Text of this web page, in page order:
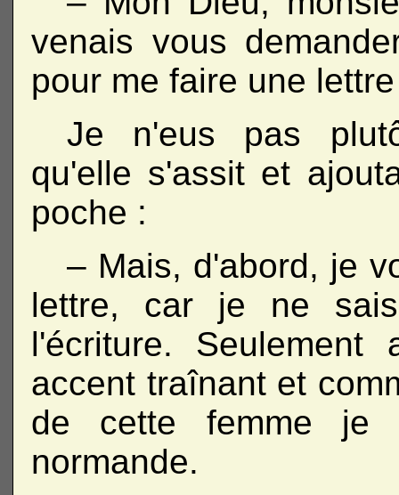
venais vous
pour me faire une
Je n'eus pas
qu'elle s'assit et
poche :
– Mais, d'abord, je
lettre, car je ne
l'écriture.
accent traînant et
de cette femme je
normande.